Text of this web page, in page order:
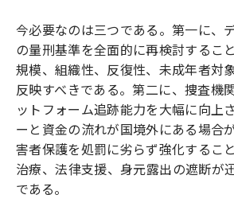
今必要なのは三つである。第一に、
の量刑基準を全面的に再検討するこ
規模、組織性、反復性、未成年者対
反映すべきである。第二に、捜査機
ットフォーム追跡能力を大幅に向上
ーと資金の流れが国境外にある場合
害者保護を処罰に劣らず強化するこ
治療、法律支援、身元露出の遮断が
である。